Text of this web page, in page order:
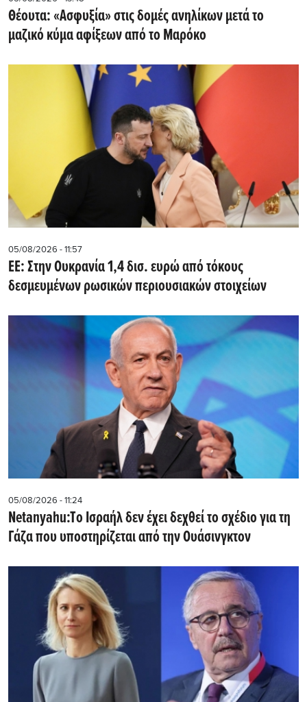
Θέουτα: «Ασφυξία» στις δομές ανηλίκων μετά το
μαζικό κύμα αφίξεων από το Μαρόκο
05/08/2026 - 11:57
ΕΕ: Στην Ουκρανία 1,4 δισ. ευρώ από τόκους
δεσμευμένων ρωσικών περιουσιακών στοιχείων
05/08/2026 - 11:24
Netanyahu:Tο Ισραήλ δεν έχει δεχθεί το σχέδιο για τη
Γάζα που υποστηρίζεται από την Ουάσινγκτον